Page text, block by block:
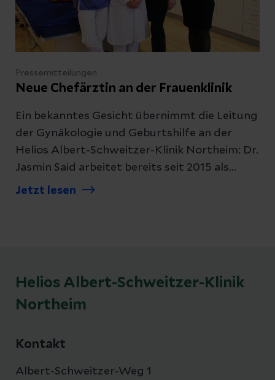
Pressemitteilungen
Neue Chefärztin an der Frauenklinik
Ein bekanntes Gesicht übernimmt die Leitung
der Gynäkologie und Geburtshilfe an der
Helios Albert-Schweitzer-Klinik Northeim: Dr.
Jasmin Said arbeitet bereits seit 2015 als
Ärztin an der Northeimer Klinik, zeitweise
und Unterleibkrebs, Endometriose, Dysplasie
und Geburtshilfe möchte sie dem Fachbereich
Jährige bereits auf einen außergewöhnlichen
Jetzt lesen
Helios Albert-Schweitzer-Klinik
Northeim
Kontakt
Albert-Schweitzer-Weg 1